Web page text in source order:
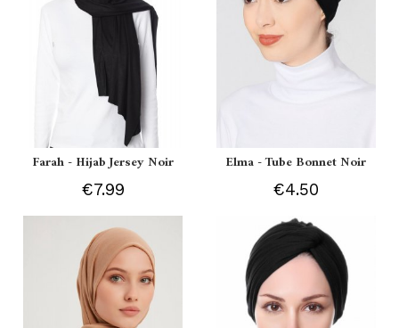
Farah - Hijab Jersey Noir
€7.99
Elma - Tube Bonnet Noir
€4.50